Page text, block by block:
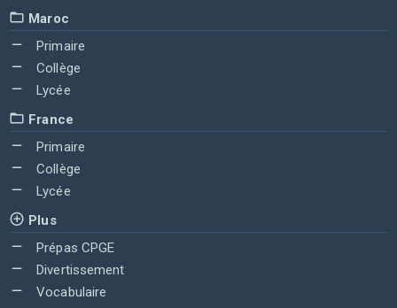
Maroc
Primaire
Collège
Lycée
France
Primaire
Collège
Lycée
Plus
Prépas CPGE
Divertissement
Vocabulaire